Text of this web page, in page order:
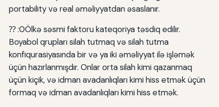
portability və real əməliyyatdan əsaslanır.
⁇ :0Ölkə səsmi faktoru kateqoriya təsdiq edilir.
Boyabol qrupları silah tutmaq və silah tutma
konfiqurasiyasında bir və ya iki əməliyyat ilə işləmək
üçün hazırlanmışdır. Onlar orta silah kimi qazanmaq
üçün kiçik, və idman avadanlıqları kimi hiss etmək üçün
formaq və idman avadanlıqları kimi hiss etmək.